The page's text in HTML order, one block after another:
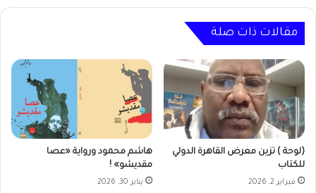
مقالات ذات صلة
(لوحة ) تزين معرض القاهرة الدولي
للكتاب
فبراير 2, 2026
هاشم محمود ورواية «عصا
مقديشو» !
يناير 30, 2026